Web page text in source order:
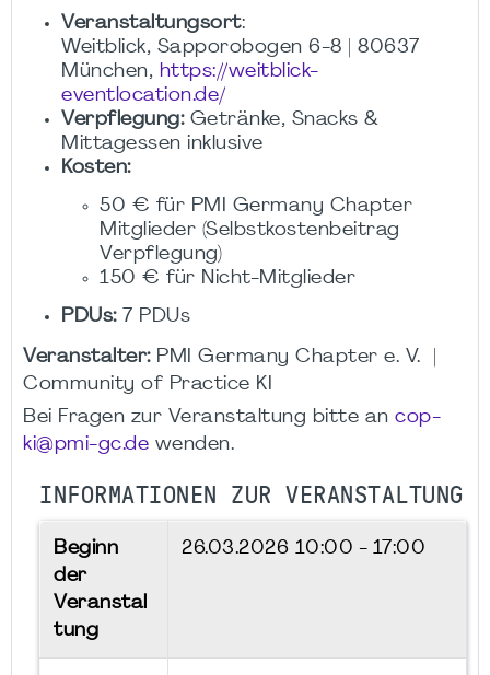
Veranstaltungsort:
Weitblick, Sapporobogen 6-8 | 80637
München, https://weitblick-
eventlocation.de/
Verpflegung: Getränke, Snacks &
Mittagessen inklusive
Kosten:
50 € für PMI Germany Chapter
Mitglieder (Selbstkostenbeitrag
Verpflegung)
150 € für Nicht-Mitglieder
PDUs: 7 PDUs
Veranstalter:PMI Germany Chapter e. V. |
Community of Practice KI
Bei Fragen zur Veranstaltung bitte an cop-
ki@pmi-gc.de wenden.
INFORMATIONEN ZUR VERANSTALTUNG
Beginn
der
Veranstal
tung
26.03.2026 10:00 - 17:00